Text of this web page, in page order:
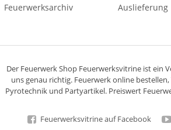
Feuerwerksarchiv
Auslieferung
Der Feuerwerk Shop Feuerwerksvitrine ist ein
uns genau richtig. Feuerwerk online bestellen,
Pyrotechnikund Partyartikel. Preiswert
Feuerwerksvitrine auf Facebook